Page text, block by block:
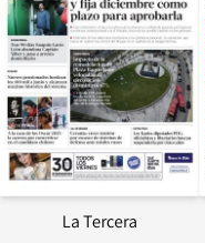
La Tercera